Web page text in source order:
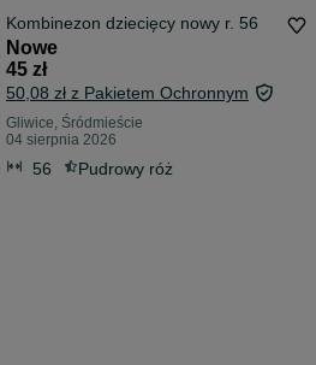
Kombinezon dziecięcy nowy r. 56
Nowe
45 zł
50,08 zł z Pakietem Ochronnym
Gliwice, Śródmieście
04 sierpnia 2026
56 Pudrowy róż